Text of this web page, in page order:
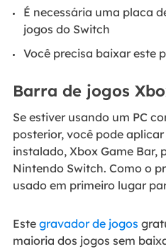
É necessária uma placa
jogos do Switch
Você precisa baixar este
Barra de jogos
Se estiver usando um PC
posterior, você pode
instalado, Xbox Game Bar,
Nintendo Switch. Como o
usado em primeiro lugar
Este gravador de jogos
maioria dos jogos sem